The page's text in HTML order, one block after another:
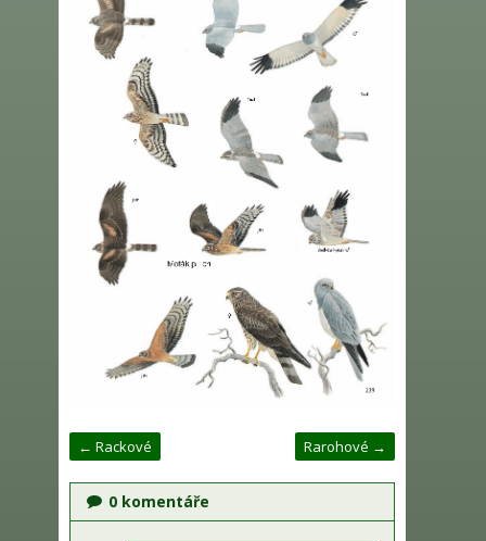
← Rackové Rarohové →
0 komentáře